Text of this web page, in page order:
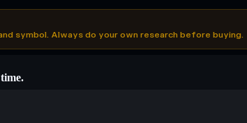
symbol. Always do your own research before buying.